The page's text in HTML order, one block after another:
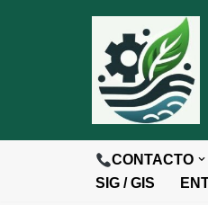
CONTACTO
SIG / GIS